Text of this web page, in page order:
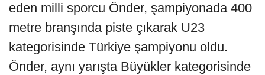
eden milli sporcu Önder, şampiyonada 400
metre branşında piste çıkarak U23
kategorisinde Türkiye şampiyonu oldu.
Önder, aynı yarışta Büyükler kategorisinde